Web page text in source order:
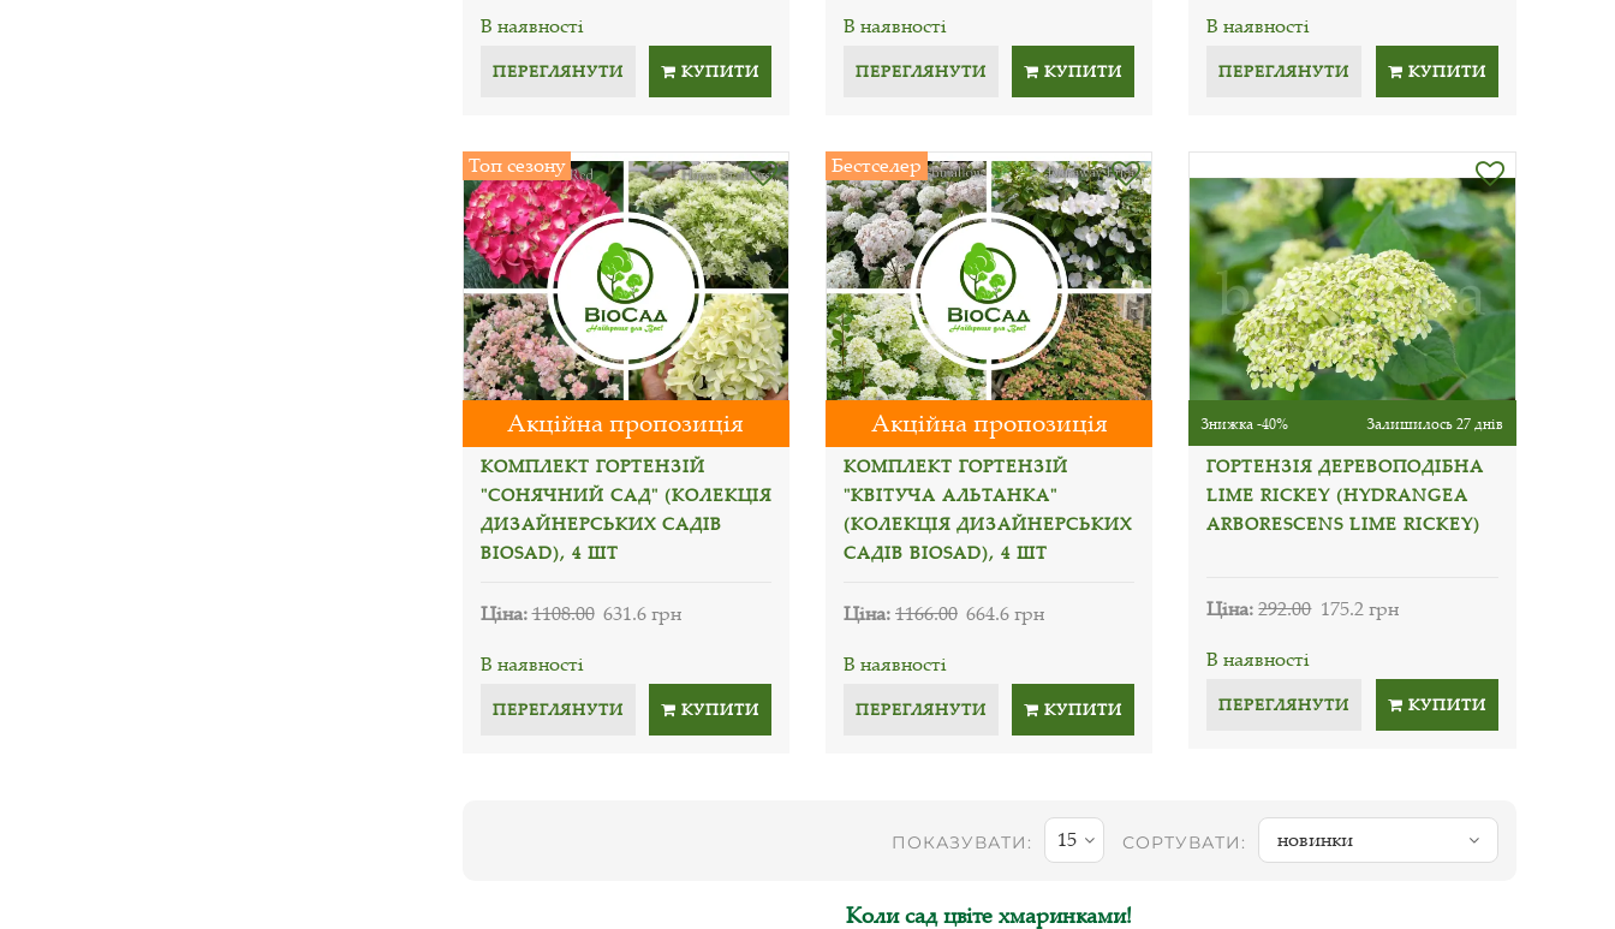
В наявності
ПЕРЕГЛЯНУТИ КУПИТИ
В наявності
ПЕРЕГЛЯНУТИ КУПИТИ
В наявності
ПЕРЕГЛЯНУТИ КУПИТИ
Топ сезону
Акційна пропозиція
КОМПЛЕКТ ГОРТЕНЗІЙ
"СОНЯЧНИЙ САД" (КОЛЕКЦІЯ
ДИЗАЙНЕРСЬКИХ САДІВ
BIOSAD), 4 ШТ
Ціна:1108.00 631.6 грн
В наявності
ПЕРЕГЛЯНУТИ КУПИТИ
Бестселер
Акційна пропозиція
КОМПЛЕКТ ГОРТЕНЗІЙ
"КВІТУЧА АЛЬТАНКА"
(КОЛЕКЦІЯ ДИЗАЙНЕРСЬКИХ
САДІВ BIOSAD), 4 ШТ
Ціна:1166.00 664.6 грн
В наявності
ПЕРЕГЛЯНУТИ КУПИТИ
Знижка -40% Залишилось 27 днів
ГОРТЕНЗІЯ ДЕРЕВОПОДІБНА
LIME RICKEY (HYDRANGEA
ARBORESCENS LIME RICKEY)
Ціна:292.00 175.2 грн
В наявності
ПЕРЕГЛЯНУТИ КУПИТИ
ПОКАЗУВАТИ: 15 СОРТУВАТИ: новинки
Коли сад цвіте хмаринками!